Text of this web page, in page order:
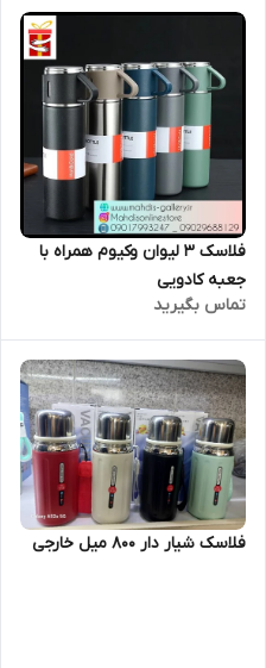
فلاسک 3 لیوان وکیوم همراه با
جعبه کادویی
تماس بگیرید
فلاسک شیار دار 800 میل خارجی